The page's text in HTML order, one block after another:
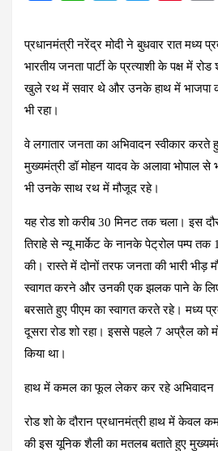
ce
b
o
o
k
at
s
A
p
e
gr
a
tt
er
er
es
t
प्रधानमंत्री नरेंद्र मोदी ने बुधवार रात मध्य
भारतीय जनता पार्टी के प्रत्याशी के पक्ष में
खुले रथ में सवार थे और उनके हाथ में भाजपा
भी रहा।
वे लगातार जनता का अभिवादन स्वीकार
मुख्यमंत्री डॉ मोहन यादव के अलावा भोपाल से
भी उनके साथ रथ में मौजूद रहे।
यह रोड शो करीब 30 मिनट तक चला। इस
तिराहे से न्यू मार्केट के नानके पेट्रोल पम्प तक
की। रास्ते में दोनों तरफ जनता की भारी भीड़
स्वागत करने और उनकी एक झलक पाने के
बरसाते हुए पीएम का स्वागत करते रहे। मध्य
दूसरा रोड शो रहा। इससे पहले 7 अप्रैल को
किया था।
हाथ में कमल का फूल लेकर कर रहे अभिवादन
रोड शो के दौरान प्रधानमंत्री हाथ में केवल
की इस यूनिक शैली का मतलब बताते हुए